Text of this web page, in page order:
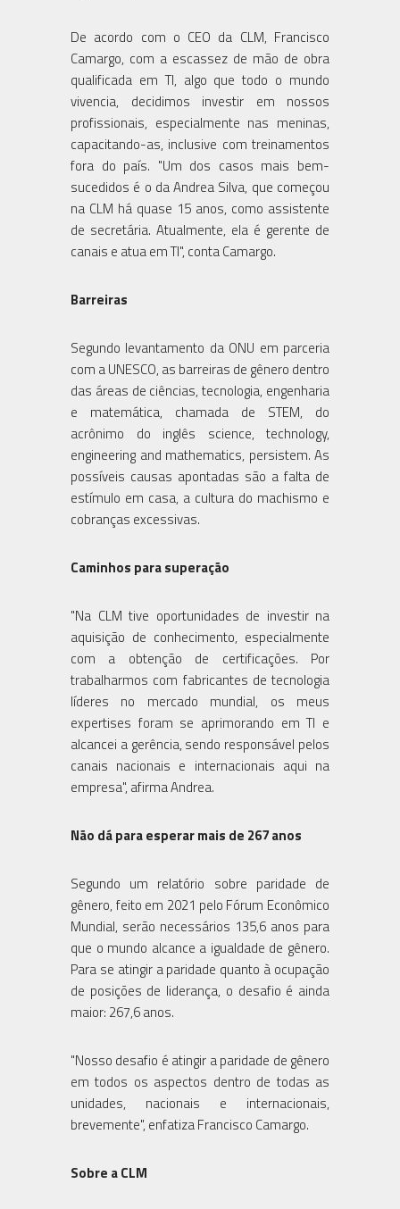
De acordo com o CEO da CLM, Francisco
Camargo, com a escassez de mão de obra
qualificada em TI, algo que todo o mundo
vivencia, decidimos investir em nossos
profissionais, especialmente nas meninas,
capacitando-as, inclusive com treinamentos
fora do país. "Um dos casos mais bem-
sucedidos é o da Andrea Silva, que começou
na CLM há quase 15 anos, como assistente
de secretária. Atualmente, ela é gerente de
canais e atua em TI", conta Camargo.
Barreiras
Segundo levantamento da ONU em parceria
com a UNESCO, as barreiras de gênero dentro
das áreas de ciências, tecnologia, engenharia
e matemática, chamada de STEM, do
acrônimo do inglês science, technology,
engineering and mathematics, persistem. As
possíveis causas apontadas são a falta de
estímulo em casa, a cultura do machismo e
cobranças excessivas.
Caminhos para superação
"Na CLM tive oportunidades de investir na
aquisição de conhecimento, especialmente
com a obtenção de certificações. Por
trabalharmos com fabricantes de tecnologia
líderes no mercado mundial, os meus
expertises foram se aprimorando em TI e
alcancei a gerência, sendo responsável pelos
canais nacionais e internacionais aqui na
empresa", afirma Andrea.
Não dá para esperar mais de 267 anos
Segundo um relatório sobre paridade de
gênero, feito em 2021 pelo Fórum Econômico
Mundial, serão necessários 135,6 anos para
que o mundo alcance a igualdade de gênero.
Para se atingir a paridade quanto à ocupação
de posições de liderança, o desafio é ainda
maior: 267,6 anos.
"Nosso desafio é atingir a paridade de gênero
em todos os aspectos dentro de todas as
unidades, nacionais e internacionais,
brevemente", enfatiza Francisco Camargo.
Sobre a CLM